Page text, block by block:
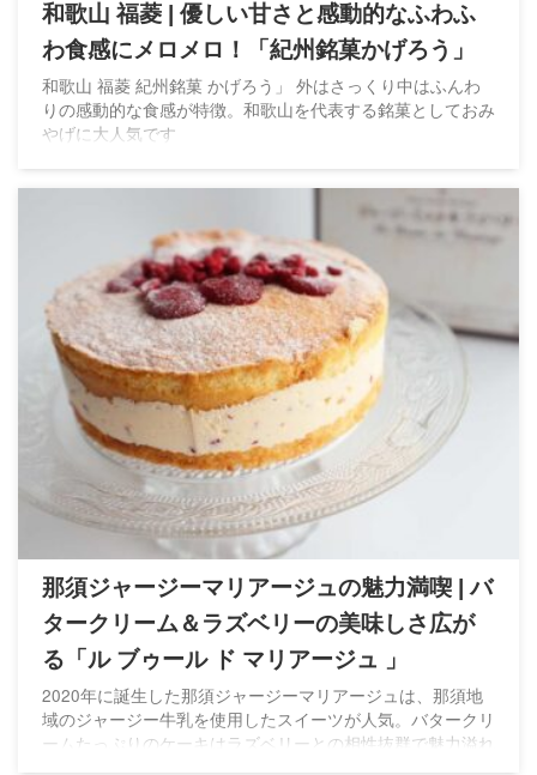
和歌山 福菱 | 優しい甘さと感動的なふわふ
わ食感にメロメロ！「紀州銘菓かげろう」
和歌山 福菱 紀州銘菓 かげろう」 外はさっくり中はふんわ
りの感動的な食感が特徴。和歌山を代表する銘菓としておみ
やげに大人気です
那須ジャージーマリアージュの魅力満喫 | バ
タークリーム＆ラズベリーの美味しさ広が
る「ル ブゥール ド マリアージュ 」
2020年に誕生した那須ジャージーマリアージュは、那須地
域のジャージー牛乳を使用したスイーツが人気。バタークリ
ームたっぷりのケーキはラズベリーとの相性抜群で魅力溢れ